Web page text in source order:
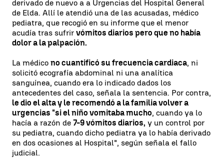
derivado de nuevo a a Urgencias del Hospital General
de Elda. Allí le atendió una de las acusadas, médico
pediatra, que recogió en su informe que el menor
acudía tras sufrir vómitos diarios pero que no había
dolor a la palpación.
La médico no cuantificó su frecuencia cardiaca, ni
solicitó ecografía abdominal ni una analítica
sanguínea, cuando era lo indicado dados los
antecedentes del caso, señala la sentencia. Por contra,
le dio el alta y le recomendó a la familia volver a
urgencias "si el niño vomitaba mucho, cuando ya lo
hacía a razón de 7-9 vómitos diarios, y un control por
su pediatra, cuando dicho pediatra ya lo había derivado
en dos ocasiones al Hospital", según señala el fallo
judicial.